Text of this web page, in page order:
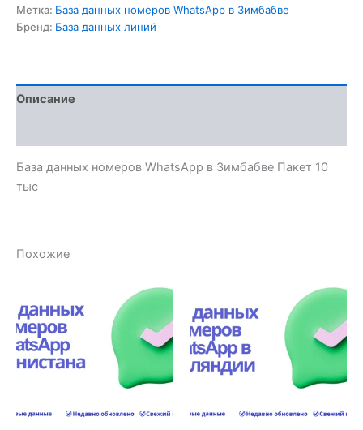
Метка: База данных номеров WhatsApp в Зимбабве
Бренд: База данных линий
Описание
База данных номеров WhatsApp в Зимбабве Пакет 10
тыс
Похожие